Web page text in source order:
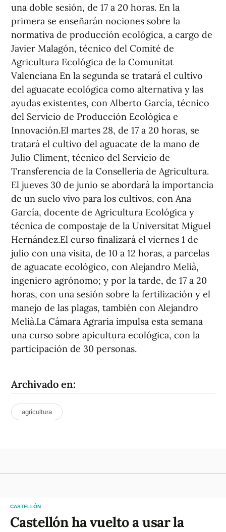
una doble sesión, de 17 a 20 horas. En la
primera se enseñarán nociones sobre la
normativa de producción ecológica, a cargo de
Javier Malagón, técnico del Comité de
Agricultura Ecológica de la Comunitat
Valenciana En la segunda se tratará el cultivo
del aguacate ecológica como alternativa y las
ayudas existentes, con Alberto García, técnico
del Servicio de Producción Ecológica e
Innovación.El martes 28, de 17 a 20 horas, se
tratará el cultivo del aguacate de la mano de
Julio Climent, técnico del Servicio de
Transferencia de la Conselleria de Agricultura.
El jueves 30 de junio se abordará la importancia
de un suelo vivo para los cultivos, con Ana
García, docente de Agricultura Ecológica y
técnica de compostaje de la Universitat Miguel
Hernández.El curso finalizará el viernes 1 de
julio con una visita, de 10 a 12 horas, a parcelas
de aguacate ecológico, con Alejandro Melià,
ingeniero agrónomo; y por la tarde, de 17 a 20
horas, con una sesión sobre la fertilización y el
manejo de las plagas, también con Alejandro
Melià.La Cámara Agraria impulsa esta semana
una curso sobre apicultura ecológica, con la
participación de 30 personas.
Archivado en:
agricultura
CASTELLÓN
Castellón ha vuelto a usar la